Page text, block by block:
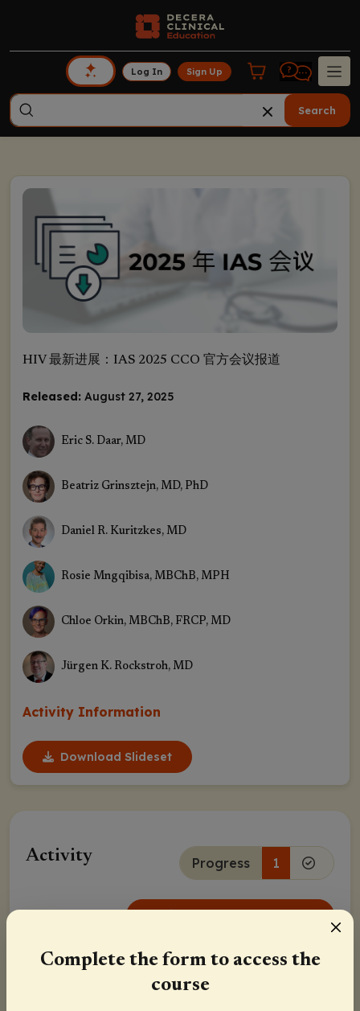
Log In Sign Up
Search
HIV 最新进展：IAS 2025 CCO 官方会议报道
Released: August 27, 2025
Eric S. Daar, MD
Beatriz Grinsztejn, MD, PhD
Daniel R. Kuritzkes, MD
Rosie Mngqibisa, MBChB, MPH
Chloe Orkin, MBChB, FRCP, MD
Jürgen K. Rockstroh, MD
Activity Information
Download Slideset
Activity Progress 1
Continue
Complete the form to access the
course